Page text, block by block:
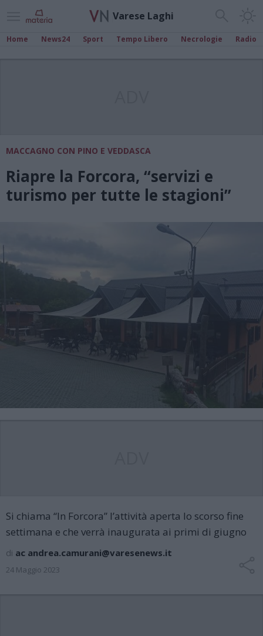
Varese Laghi
Home News24 Sport Tempo Libero Necrologie Radio
MACCAGNO CON PINO E VEDDASCA
Riapre la Forcora, “servizi e
turismo per tutte le stagioni”
Si chiama “In Forcora” l’attività aperta lo scorso fine
settimana e che verrà inaugurata ai primi di giugno
di ac andrea.camurani@varesenews.it
24 Maggio 2023